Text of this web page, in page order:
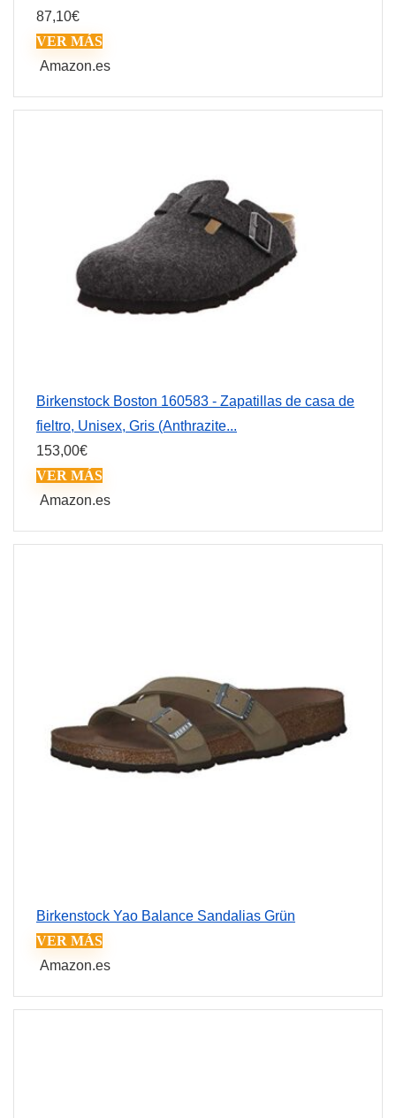
87,10€
VER MÁS
Amazon.es
Birkenstock Boston 160583 - Zapatillas de casa de
fieltro, Unisex, Gris (Anthrazite...
153,00€
VER MÁS
Amazon.es
Birkenstock Yao Balance Sandalias Grün
VER MÁS
Amazon.es